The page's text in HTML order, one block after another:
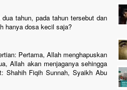
tahun, pada tahun tersebut dan
hanya dosa kecil saja?
Pertama, Allah menghapuskan
Allah akan menjaganya sehingga
Shahih Fiqih Sunnah, Syaikh Abu